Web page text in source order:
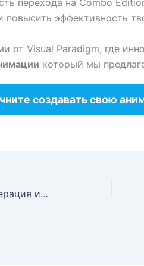
перехода на Combo
эффективность
от Visual Paradigm, где
который мы
создавать свою
Интересное обновление: генерация изображений с помощью ИИ теперь доступна в AI Article Writer от Visual Paradigm